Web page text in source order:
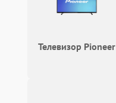
перенапряжения
Телевизор Pioneer